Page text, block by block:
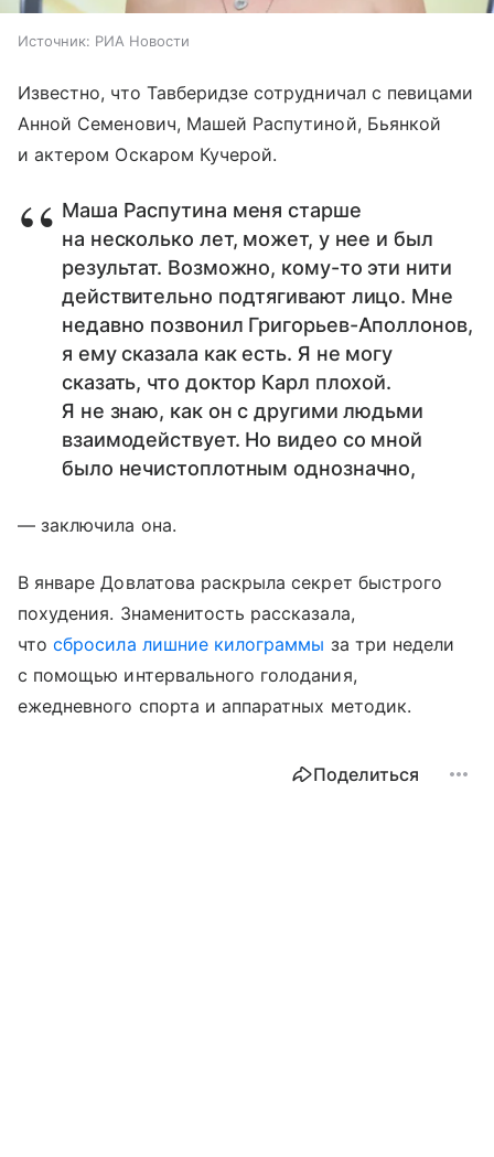
Источник: РИА Новости
Известно, что Тавберидзе сотрудничал с певицами
Анной Семенович, Машей Распутиной, Бьянкой
и актером Оскаром Кучерой.
Маша Распутина меня старше
на несколько лет, может, у нее и был
результат. Возможно, кому-то эти нити
действительно подтягивают лицо. Мне
недавно позвонил Григорьев-Аполлонов,
я ему сказала как есть. Я не могу
сказать, что доктор Карл плохой.
Я не знаю, как он с другими людьми
взаимодействует. Но видео со мной
было нечистоплотным однозначно,
— заключила она.
В январе Довлатова раскрыла секрет быстрого
похудения. Знаменитость рассказала,
чтосбросила лишние килограммы за три недели
с помощью интервального голодания,
ежедневного спорта и аппаратных методик.
Поделиться